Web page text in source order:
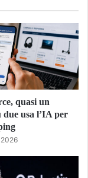
quasi un
due usa l’IA per